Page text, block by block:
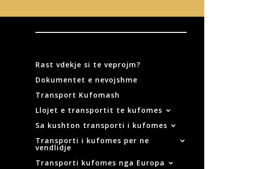
Rast vdekje si te veprojm?
Dokumentet e nevojshme
Transport Kufomash
Llojet e transportit te kufomes
Sa kushton transporti i kufomes
Transporti i kufomes per ne
vendlidje
Transporti kufomes nga Europa